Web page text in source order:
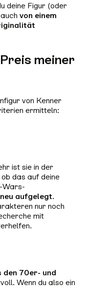
deine Figur (oder
von einem
meiner
von Kenner
ermitteln:
ist sie in der
das auf deine
Wars-
neu aufgelegt.
nur noch
mit
den 70er- und
Wenn du also ein